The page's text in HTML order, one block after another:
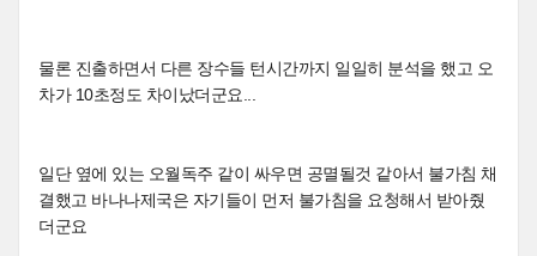
물론 진출하면서 다른 장수들 턴시간까지 일일히 분석을 했고 오
차가 10초정도 차이났더군요...
일단 옆에 있는 오월독주 같이 싸우면 공멸될것 같아서 불가침 채
결했고 바나나제국은 자기들이 먼저 불가침을 요청해서 받아줬
더군요